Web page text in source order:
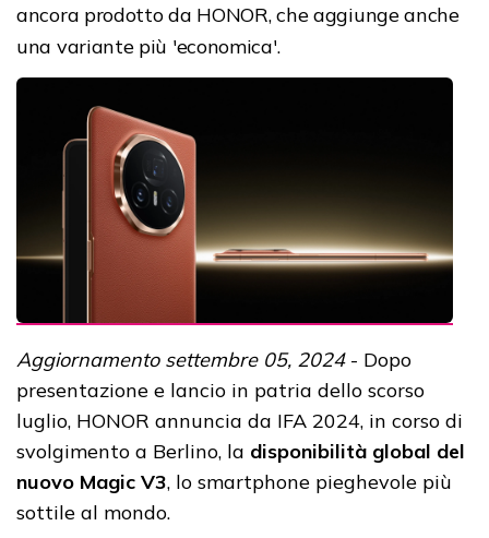
ancora prodotto da HONOR, che aggiunge anche
una variante più 'economica'.
Aggiornamento settembre 05, 2024- Dopo
presentazione e lancio in patria dello scorso
luglio, HONOR annuncia da IFA 2024, in corso di
svolgimento a Berlino, la disponibilità global del
nuovo Magic V3, lo smartphone pieghevole più
sottile al mondo.